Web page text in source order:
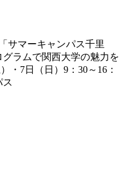
サマーキャンパス千里
ラムで関西大学の魅力を
・7日（日）9：30～16：
ス